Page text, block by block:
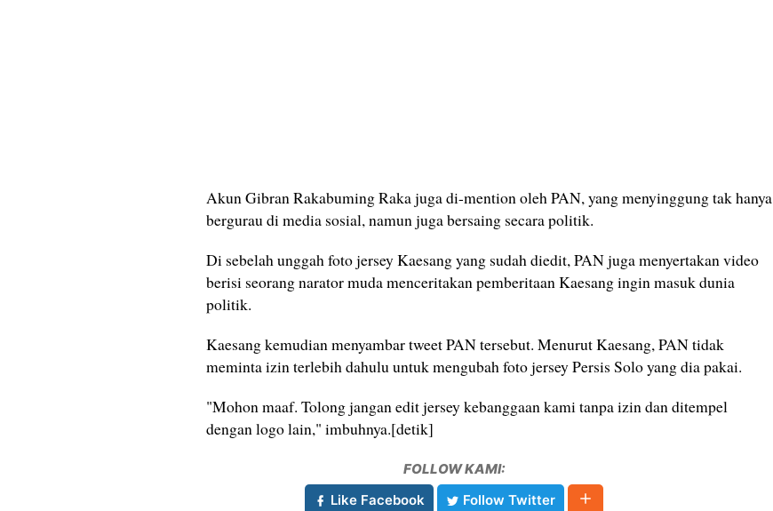
Akun Gibran Rakabuming Raka juga di-mention oleh PAN, yang menyinggung tak hanya
bergurau di media sosial, namun juga bersaing secara politik.
Di sebelah unggah foto jersey Kaesang yang sudah diedit, PAN juga menyertakan video
berisi seorang narator muda menceritakan pemberitaan Kaesang ingin masuk dunia
politik.
Kaesang kemudian menyambar tweet PAN tersebut. Menurut Kaesang, PAN tidak
meminta izin terlebih dahulu untuk mengubah foto jersey Persis Solo yang dia pakai.
"Mohon maaf. Tolong jangan edit jersey kebanggaan kami tanpa izin dan ditempel
dengan logo lain," imbuhnya.[detik]
FOLLOW KAMI:
Like Facebook
Follow Twitter